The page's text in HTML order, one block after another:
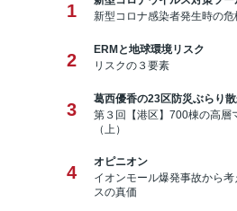
1
新型コロナ感染者発生時の
2
ERMと地球環境リスク
リスクの３要素
3
葛西優香の23区防災ぶらり
第３回【港区】700棟の高層
（上）
4
オピニオン
イオンモール爆発事故から
スの真価